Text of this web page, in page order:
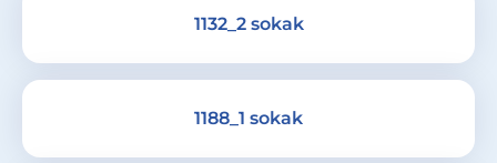
1132_2 sokak
1188_1 sokak